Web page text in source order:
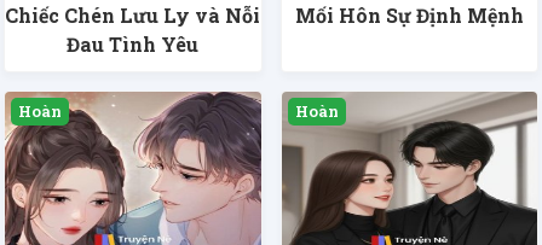
Chiếc Chén Lưu Ly và Nỗi
Đau Tình Yêu
Mối Hôn Sự Định Mệnh